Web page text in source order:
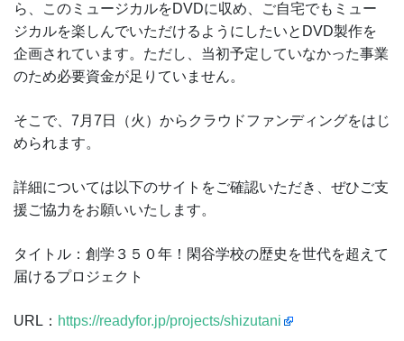
ら、このミュージカルをDVDに収め、ご自宅でもミュー
ジカルを楽しんでいただけるようにしたいとDVD製作を
企画されています。ただし、当初予定していなかった事業
のため必要資金が足りていません。
そこで、7⽉7⽇（火）からクラウドファンディングをはじ
められます。
詳細については以下のサイトをご確認いただき、ぜひご支
援ご協力をお願いいたします。
タイトル：創学３５０年！閑谷学校の歴史を世代を超えて
届けるプロジェクト
URL： https://readyfor.jp/projects/shizutani